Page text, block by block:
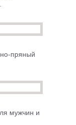
пряный
мужчин и